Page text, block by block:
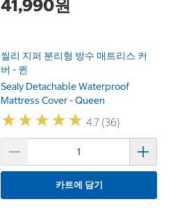
41,990원
씰리 지퍼 분리형 방수 매트리스 커
버 - 퀸
Sealy Detachable Waterproof
Mattress Cover - Queen
★★★★★
★★★★★ 4.7 (36)
카트에 담기